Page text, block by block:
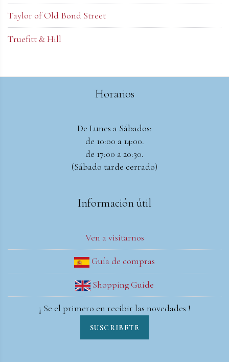
Taylor of Old Bond Street
Truefitt & Hill
Horarios
De Lunes a Sábados:
de 10:00 a 14:00.
de 17:00 a 20:30.
(Sábado tarde cerrado)
Información útil
Ven a visitarnos
Guía de compras
Shopping Guide
¡ Se el primero en recibir las novedades !
SUSCRIBETE